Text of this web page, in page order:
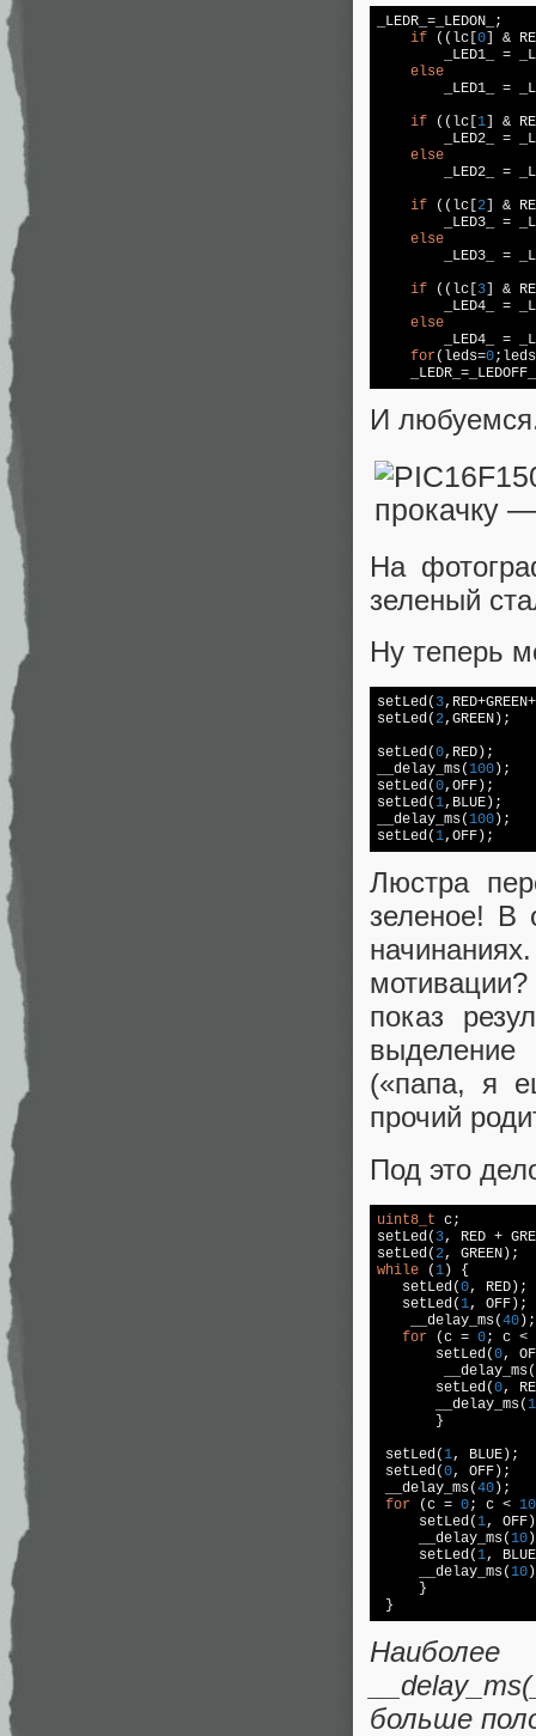
_LEDR_=_LEDON_;
if ((lc[ 0 ] &
_LED1_ =
else
_LED1_ =
if ((lc[ 1 ] &
_LED2_ =
else
_LED2_ =
if ((lc[ 2 ] &
_LED3_ =
else
_LED3_ =
if ((lc[ 3 ] &
_LED4_ =
else
_LED4_ =
for(leds=0
И
На
зеленый
Ну теперь
setLed( 3
setLed(2,GREEN);
setLed(0
__delay_ms( 100 );
setLed(0,OFF);
setLed( 1,BLUE);
__delay_ms( 100 );
setLed( 1
Люстра
зеленое! В
показ
выделение
(«папа, я
прочий
Под это
uint8_t c;
setLed( 3, RED +
setLed(2
while ( 1) {
   setLed(
0, RED);
   setLed(
1, OFF);
    __delay_ms(
40);
for (c = 0; c <
       setLed(
0,
        __delay_ms(
       setLed(
0,
       __delay_ms(
       }
setLed( 1, BLUE);
setLed(0, OFF);
__delay_ms(40);
for (c = 0; c < 10
     setLed(
1,
     __delay_ms(
10
     setLed(
1,
     __delay_ms(
10
     }
}
Наиболее
больше